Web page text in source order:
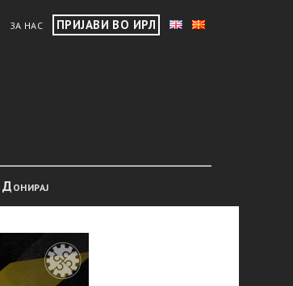
ЗА НАС ПРИЈАВИ ВО ИРЛ
Донирај